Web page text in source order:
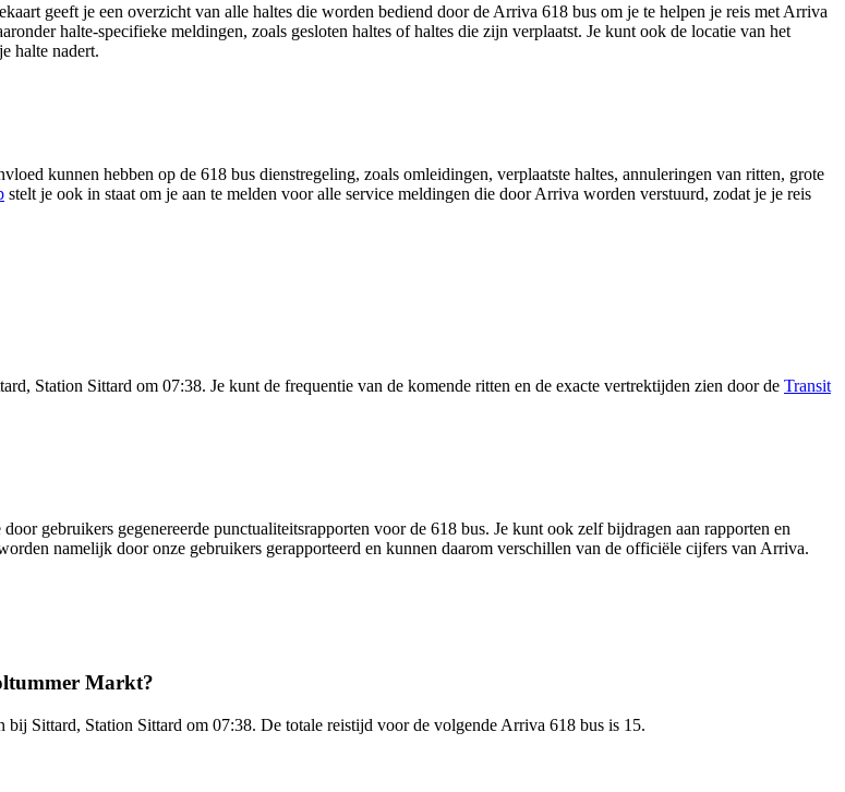
geeft je een overzicht van alle haltes die worden bediend door de Arriva 618 bus om je te helpen je reis met Arriva
halte-specifieke meldingen, zoals gesloten haltes of haltes die zijn verplaatst. Je kunt ook de locatie van het
halte nadert.
kunnen hebben op de 618 bus dienstregeling, zoals omleidingen, verplaatste haltes, annuleringen van ritten, grote
stelt je ook in staat om je aan te melden voor alle service meldingen die door Arriva worden verstuurd, zodat je je reis
Station Sittard om 07:38. Je kunt de frequentie van de komende ritten en de exacte vertrektijden zien door de Transit
gebruikers gegenereerde punctualiteitsrapporten voor de 618 bus. Je kunt ook zelf bijdragen aan rapporten en
namelijk door onze gebruikers gerapporteerd en kunnen daarom verschillen van de officiële cijfers van Arriva.
Markt?
Sittard, Station Sittard om 07:38. De totale reistijd voor de volgende Arriva 618 bus is 15.